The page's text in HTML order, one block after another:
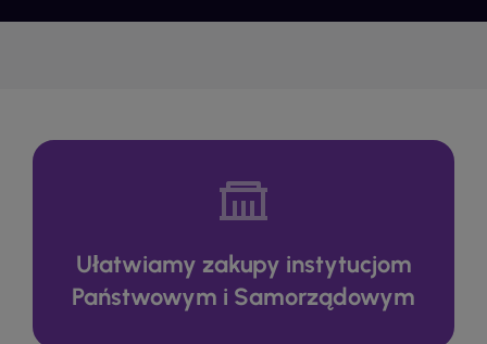
Ułatwiamy zakupy instytucjom
Państwowym i Samorządowym